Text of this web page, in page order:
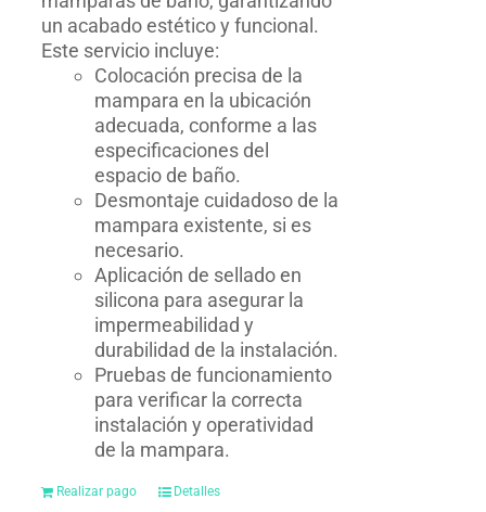
un acabado estético y funcional.
Este servicio incluye:
Colocación precisa de la
mampara en la ubicación
adecuada, conforme a las
especificaciones del
espacio de baño.
Desmontaje cuidadoso de la
mampara existente, si es
necesario.
Aplicación de sellado en
silicona para asegurar la
impermeabilidad y
durabilidad de la instalación.
Pruebas de funcionamiento
para verificar la correcta
instalación y operatividad
de la mampara.
Realizar pago Detalles